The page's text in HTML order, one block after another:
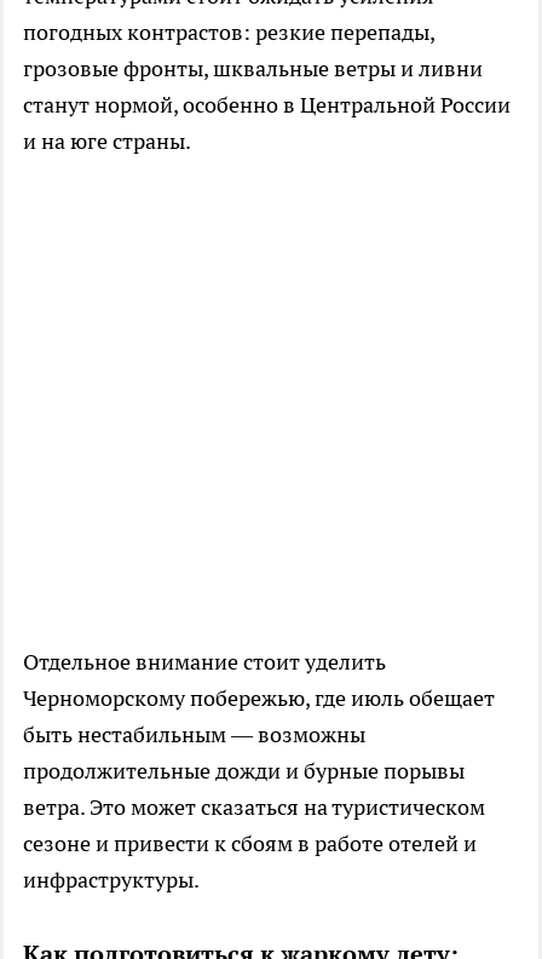
погодных контрастов: резкие перепады,
грозовые фронты, шквальные ветры и ливни
станут нормой, особенно в Центральной России
и на юге страны.
Отдельное внимание стоит уделить
Черноморскому побережью, где июль обещает
быть нестабильным — возможны
продолжительные дожди и бурные порывы
ветра. Это может сказаться на туристическом
сезоне и привести к сбоям в работе отелей и
инфраструктуры.